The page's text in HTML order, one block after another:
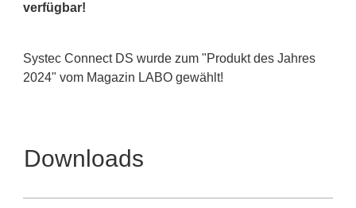
verfügbar!
Systec Connect DS wurde zum "Produkt des Jahres
2024" vom Magazin LABO gewählt!
Downloads